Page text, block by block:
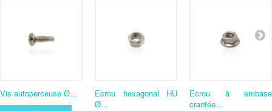
Vis autoperceuse Ø...
Ecrou hexagonal HU
Ø...
Ecrou à embase
crantée...